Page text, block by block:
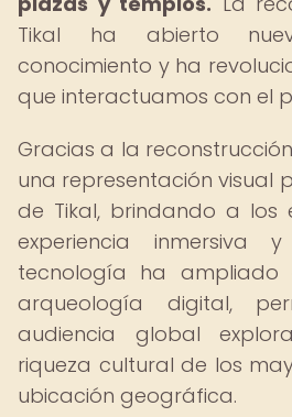
Tikal ha abierto
conocimiento y ha
que interactuamos con el
Gracias a la
una representación visual
de Tikal, brindando a los
experiencia inmersiva
tecnología ha
arqueología digital,
audiencia global
riqueza cultural de los
ubicación geográfica.